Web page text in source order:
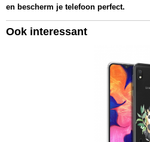
en bescherm je telefoon perfect.
Ook interessant